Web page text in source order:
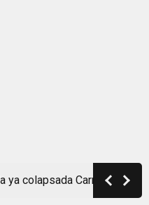
Carretera a Masaya